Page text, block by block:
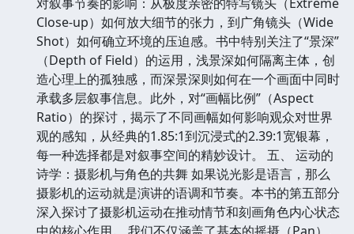
Close-up）如何放大细节的张力，到广角镜头（Wide
Shot）如何确立环境的压迫感。书中特别关注了“景深”
（Depth of Field）的运用，浅景深如何隔离主体，创
造心理上的孤独感，而深景深则如何在一个画面中同时
承载多层叙事信息。此外，对“画幅比例”（Aspect
Ratio）的探讨，揭示了不同画幅如何影响观众对世界
观的感知，从经典的1.85:1到沉浸式的2.39:1宽银幕，
每一种选择都是对叙事空间的精妙设计。 五、 运动的
诗学：摄影机与角色的共舞 如果说光影是语言，那么
摄影机的运动就是演讲的语调和节奏。本书的第五部分
深入探讨了摄影机运动在推动情节和刻画角色内心状态